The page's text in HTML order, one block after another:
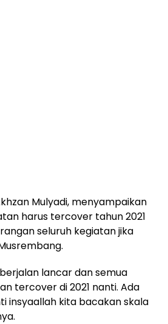
Mulyadi, menyampaikan
harus tercover tahun 2021
seluruh kegiatan jika
lancar dan semua
tercover di 2021 nanti. Ada
insyaallah kita bacakan skala